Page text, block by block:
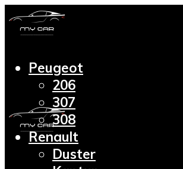
Peugeot
206
307
308
Renault
Duster